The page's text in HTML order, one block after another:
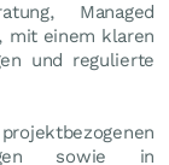
Managed
mit einem klaren
und regulierte
sowie in